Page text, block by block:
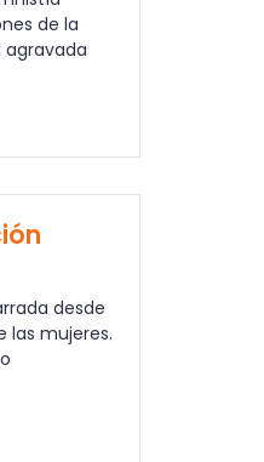
de la
agravada
desde
las mujeres.